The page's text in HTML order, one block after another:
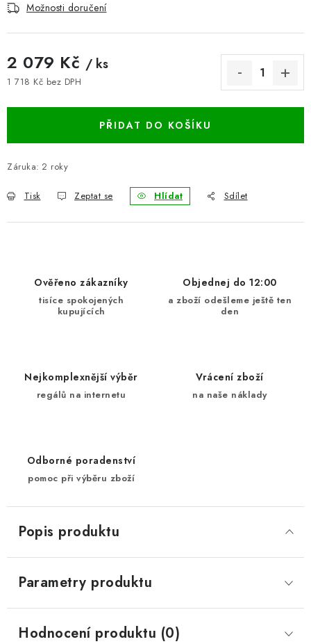
Odstoupení od kupní smlouvy
Obchodní a dodací podmínky
Ochrana osobních údajú
Cookies
Bezpečnostní certifikáty Moje objednávka
Možnosti doručení
2 079 Kč / ks
1 718 Kč bez DPH
PŘIDAT DO KOŠÍKU
Záruka: 2 roky
Tisk Zeptat se Hlídat Sdílet
Ověřeno zákazníky
tisíce spokojených
kupujících
Objednej do 12:00
a zboží odešleme ještě ten
den
Nejkomplexnější výběr
regálů na internetu
Vrácení zboží
na naše náklady
Odborné poradenství
pomoc při výběru zboží
Popis produktu
Parametry produktu
Hodnocení produktu (0)